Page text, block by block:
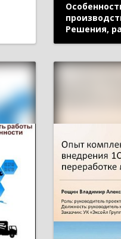
Решения,
Андрей,